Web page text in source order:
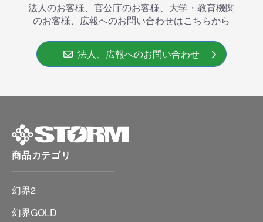
法人のお客様、官公庁のお客様、大学・教育機関
のお客様、広報へのお問い合わせはこちらから
法人、広報へのお問い合わせ
商品カテゴリ
幻界2
幻界GOLD